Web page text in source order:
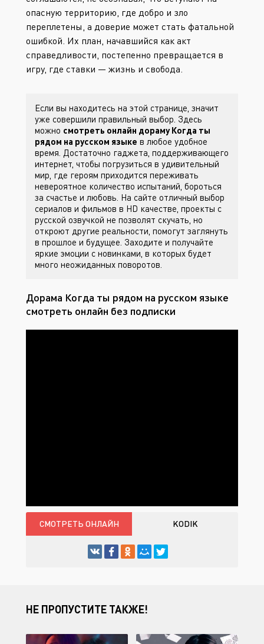
опасную территорию, где добро и зло
переплетены, а доверие может стать фатальной
ошибкой. Их план, начавшийся как акт
справедливости, постепенно превращается в
игру, где ставки — жизнь и свобода.
Если вы находитесь на этой странице, значит
уже совершили правильный выбор. Здесь
можно смотреть онлайн дораму Когда ты
рядом на русском языке в любое удобное
время. Достаточно гаджета, поддерживающего
интернет, чтобы погрузиться в удивительный
мир, где героям приходится переживать
невероятное количество испытаний, бороться
за счастье и любовь. На сайте отличный выбор
сериалов и фильмов в HD качестве, проекты с
русской озвучкой не позволят скучать, но
откроют другие реальности, помогут заглянуть
в прошлое и будущее. Заходите и получайте
яркие эмоции с новинками, в которых будет
много неожиданных поворотов.
Дорама Когда ты рядом на русском языке
смотреть онлайн без подписки
СМОТРЕТЬ ОНЛАЙН KODIK
НЕ ПРОПУСТИТЕ ТАКЖЕ!